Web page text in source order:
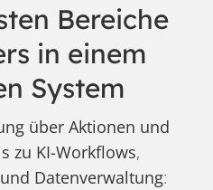
Bereiche
in einem
System
über Aktionen und
zu KI-Workflows,
Datenverwaltung: